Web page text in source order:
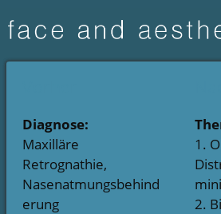
Zum
Inhalt
springen
Zum
Inhalt
springen
Diagnose:
Maxilläre
Retrognathie,
Nasenatmungsbehind
erung
1.
2.